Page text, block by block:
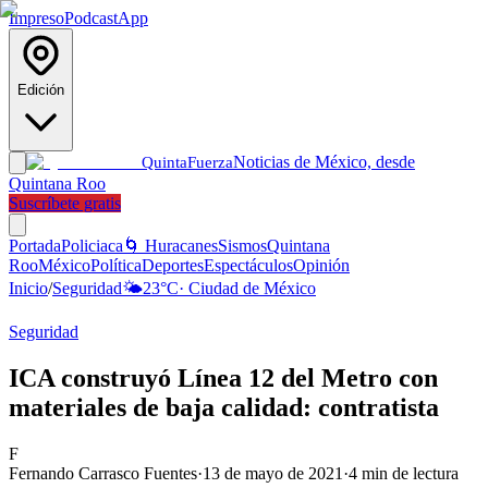
ImpresoPodcastApp
Edición
QuintaFuerzaNoticias de México, desde
Quintana Roo
Suscríbete gratis
PortadaPoliciaca 🌀 HuracanesSismosQuintana
RooMéxicoPolíticaDeportesEspectáculosOpinión
Inicio/Seguridad🌤️23°C· Ciudad de México
Seguridad
ICA construyó Línea 12 del Metro con
materiales de baja calidad: contratista
F
Fernando Carrasco Fuentes·13 de mayo de 2021 ·4 min de lectura